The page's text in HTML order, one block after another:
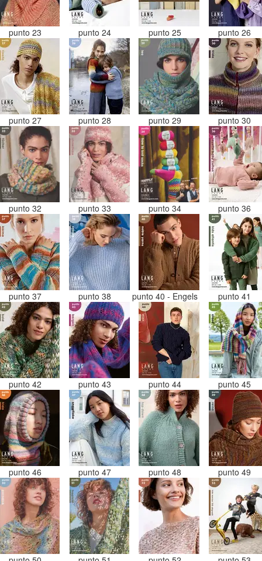
punto 23 punto 24 punto 25 punto 26
punto 27 punto 28 punto 29 punto 30
punto 32 punto 33 punto 34 punto 36
punto 37 punto 38 punto 40 - Engels punto 41
punto 42 punto 43 punto 44 punto 45
punto 46 punto 47 punto 48 punto 49